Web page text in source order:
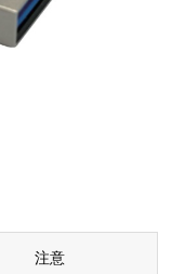
注意